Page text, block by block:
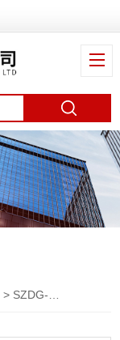
> SZDG-F交直流两用单相电容电感测试仪